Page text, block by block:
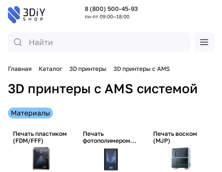
8 (800) 500-45-93
пн-пт 09:00—18:00
Главная Каталог 3D принтеры 3D принтеры с AMS
3D принтеры с AMS системой
Материалы
Печать пластиком
(FDM/FFF)
Печать
фотополимером
(SLA/DLP/LCD)
Печать воском
(MJP)